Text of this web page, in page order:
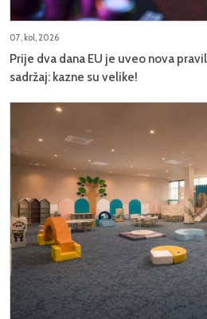
07, kol, 2026
Prije dva dana EU je uveo nova
sadržaj: kazne su velike!